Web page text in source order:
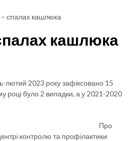
спалах кашлюка
кашлюка
лютий 2023 року зафіксовано 15
році було 2 випадки, а у 2021-2020
Про
контролю та профілактики